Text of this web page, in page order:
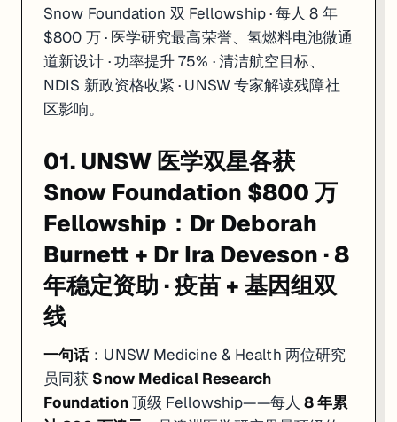
Snow Foundation 双 Fellowship · 每人 8 年
$800 万 · 医学研究最高荣誉、氢燃料电池微通
道新设计 · 功率提升 75% · 清洁航空目标、
NDIS 新政资格收紧 · UNSW 专家解读残障社
区影响。
01. UNSW 医学双星各获
Snow Foundation $800 万
Fellowship：Dr Deborah
Burnett + Dr Ira Deveson · 8
年稳定资助 · 疫苗 + 基因组双
线
一句话：UNSW Medicine & Health 两位研究
员同获 Snow Medical Research
Foundation顶级 Fellowship——每人 8 年累